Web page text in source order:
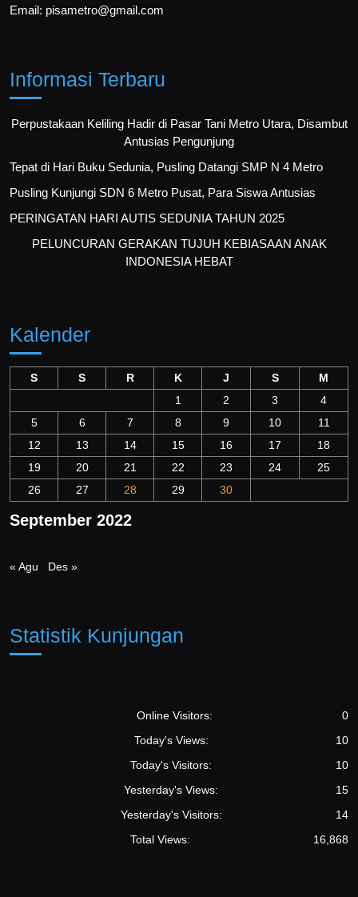
Email: pisametro@gmail.com
Informasi Terbaru
Perpustakaan Keliling Hadir di Pasar Tani Metro Utara, Disambut
Antusias Pengunjung
Tepat di Hari Buku Sedunia, Pusling Datangi SMP N 4 Metro
Pusling Kunjungi SDN 6 Metro Pusat, Para Siswa Antusias
PERINGATAN HARI AUTIS SEDUNIA TAHUN 2025
PELUNCURAN GERAKAN TUJUH KEBIASAAN ANAK
INDONESIA HEBAT
Kalender
September 2022
S S R K J S
M
1
2 3
4
5
6 7 8 9 10
11
12
13 14 15 16 17
18
19
20 21 22 23 24
25
26
27 28 29 30
« Agu Des »
Statistik Kunjungan
Online Visitors:
0
Today's Views:
10
Today's Visitors:
10
Yesterday's Views:
15
Yesterday's Visitors:
14
Total Views:
16,868